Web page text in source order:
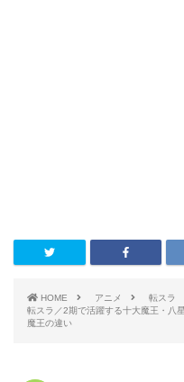
HOME アニメ
転スラ
転スラ／2期で活躍する十大魔王・八
魔王の違い